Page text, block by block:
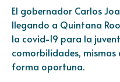
El gobernador Carlos
llegando a Quintana
la covid-19 para la
comorbilidades,
forma oportuna.